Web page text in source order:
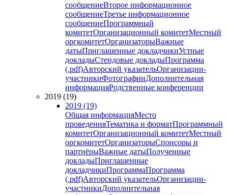
сообщениеВторое информационное
сообщениеТретье информационное
сообщениеПрограммный
комитетОрганизационный комитетМестный
оргкомитетОрганизаторыВажные
датыПриглашенные докладчикиУстные
докладыСтендовые докладыПрограмма
(.pdf)Авторский указательОрганизации-
участникиФотографииДополнительная
информацияРодственные конференции
2019 (19)
2019 (19)
Общая информацияМесто
проведенияТематика и форматПрограммный
комитетОрганизационный комитетМестный
оргкомитетОрганизаторыСпонсоры и
партнёрыВажные датыПолученные
докладыПриглашенные
докладчикиПрограммаПрограмма
(.pdf)Авторский указательОрганизации-
участникиДополнительная